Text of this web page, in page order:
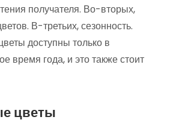
получателя. Во-вторых,
В-третьих, сезонность.
доступны только в
время года, и это также стоит
цветы